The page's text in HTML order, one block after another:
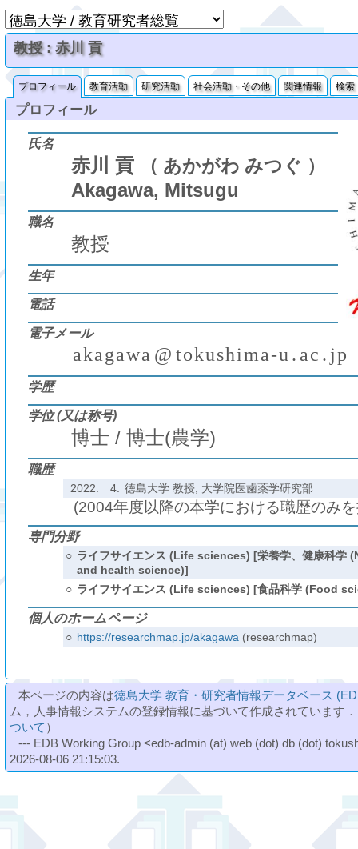
教授 : 赤川 貢
プロフィール 教育活動 研究活動 社会活動・その他 関連情報 検索
プロフィール
氏名
赤川 貢 （ あかがわ みつぐ ）
Akagawa, Mitsugu
職名
教授
生年
電話
電子メール
akagawa @ tokushima-u . ac . jp
学歴
学位 (又は称号)
博士 / 博士(農学)
職歴
2022. 4. 徳島大学 教授, 大学院医歯薬学研究部
(2004年度以降の本学における職歴のみ
専門分野
○ ライフサイエンス (Life sciences) [栄養学、健康科学
and health science)]
○ ライフサイエンス (Life sciences) [食品科学 (Food
個人のホームページ
○ https://researchmap.jp/akagawa (researchmap)
本ページの内容は徳島大学 教育・研究者情報データベース
ム，人事情報システムの登録情報に基づいて作成されています
ついて ）
--- EDB Working Group <edb-admin (at) web (dot) db (dot)
2026-08-06 21:15:03.